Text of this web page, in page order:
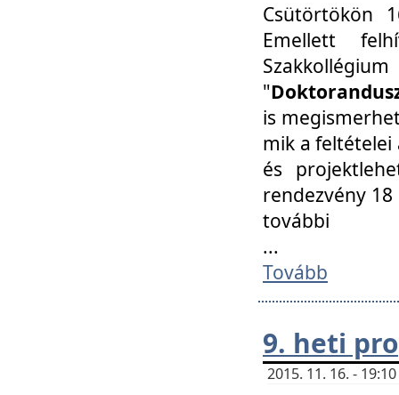
Csütörtökön
Emellett
"
is
mik a feltételei
és
rendezvény
további
...
Tovább
9. heti
2015. 11. 16. -